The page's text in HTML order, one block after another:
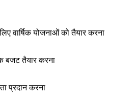
वार्षिक योजनाओं को तैयार करना
बजट तैयार करना
प्रदान करना